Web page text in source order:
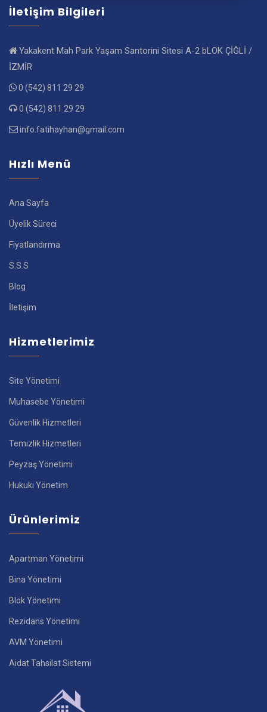
İletişim Bilgileri
Yakakent Mah Park Yaşam Santorini Sitesi A-2 bLOK ÇİĞLİ /
İZMİR
0 (542) 811 29 29
0 (542) 811 29 29
info.fatihayhan@gmail.com
Hızlı Menü
Ana Sayfa
Üyelik Süreci
Fiyatlandırma
S.S.S
Blog
İletişim
Hizmetlerimiz
Site Yönetimi
Muhasebe Yönetimi
Güvenlik Hizmetleri
Temizlik Hizmetleri
Peyzaş Yönetimi
Hukuki Yönetim
Ürünlerimiz
Apartman Yönetimi
Bina Yönetimi
Blok Yönetimi
Rezidans Yönetimi
AVM Yönetimi
Aidat Tahsilat Sistemi